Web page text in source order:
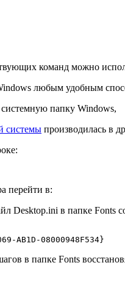
команд можно
любым удобным
папку Windows,
системы производилась в
перейти в:
Desktop.ini в папке
AB1D-08000948F534}
в папке Fonts